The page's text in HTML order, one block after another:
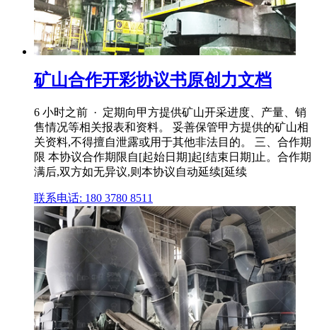
矿山合作开彩协议书原创力文档
6 小时之前 · 定期向甲方提供矿山开采进度、产量、销
售情况等相关报表和资料。 妥善保管甲方提供的矿山相
关资料,不得擅自泄露或用于其他非法目的。 三、合作期
限 本协议合作期限自[起始日期]起[结束日期]止。合作期
满后,双方如无异议,则本协议自动延续[延续
联系电话: 180 3780 8511